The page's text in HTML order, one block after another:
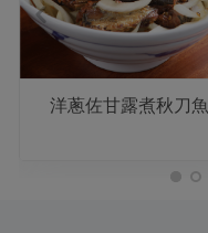
洋蔥佐甘露煮秋刀魚